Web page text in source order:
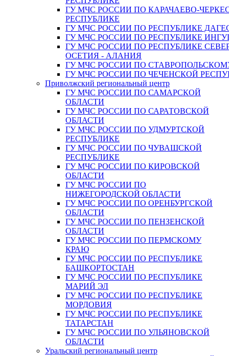
ГУ МЧС РОССИИ ПО КАРАЧАЕВО-
РЕСПУБЛИКЕ
ГУ МЧС РОССИИ ПО РЕСПУБЛИКЕ
ГУ МЧС РОССИИ ПО РЕСПУБЛИКЕ
ГУ МЧС РОССИИ ПО РЕСПУБЛИКЕ
ОСЕТИЯ - АЛАНИЯ
ГУ МЧС РОССИИ ПО
ГУ МЧС РОССИИ ПО ЧЕЧЕНСКОЙ
Приволжский региональный центр
ГУ МЧС РОССИИ ПО САМАРСКОЙ
ОБЛАСТИ
ГУ МЧС РОССИИ ПО САРАТОВСКОЙ
ОБЛАСТИ
ГУ МЧС РОССИИ ПО УДМУРТСКОЙ
РЕСПУБЛИКЕ
ГУ МЧС РОССИИ ПО ЧУВАШСКОЙ
РЕСПУБЛИКЕ
ГУ МЧС РОССИИ ПО КИРОВСКОЙ
ОБЛАСТИ
ГУ МЧС РОССИИ ПО
НИЖЕГОРОДСКОЙ ОБЛАСТИ
ГУ МЧС РОССИИ ПО ОРЕНБУРГСКОЙ
ОБЛАСТИ
ГУ МЧС РОССИИ ПО ПЕНЗЕНСКОЙ
ОБЛАСТИ
ГУ МЧС РОССИИ ПО ПЕРМСКОМУ
КРАЮ
ГУ МЧС РОССИИ ПО РЕСПУБЛИКЕ
БАШКОРТОСТАН
ГУ МЧС РОССИИ ПО РЕСПУБЛИКЕ
МАРИЙ ЭЛ
ГУ МЧС РОССИИ ПО РЕСПУБЛИКЕ
МОРДОВИЯ
ГУ МЧС РОССИИ ПО РЕСПУБЛИКЕ
ТАТАРСТАН
ГУ МЧС РОССИИ ПО УЛЬЯНОВСКОЙ
ОБЛАСТИ
Уральский региональный центр